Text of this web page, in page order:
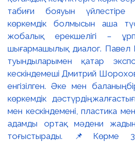
табиғи бояуын үйлестіре
көркемдік болмысын аша
жобалық ерекшелігі –
шығармашылық диалог. Павел
туындыларымен қатар
кескіндемеші Дмитрий
енгізілген. Әке мен баланың
көркемдік дәстүрдің
мен кескіндемені, пластика
адамды ортақ мәдени жадының
тоғыстырады. 📌Көрме